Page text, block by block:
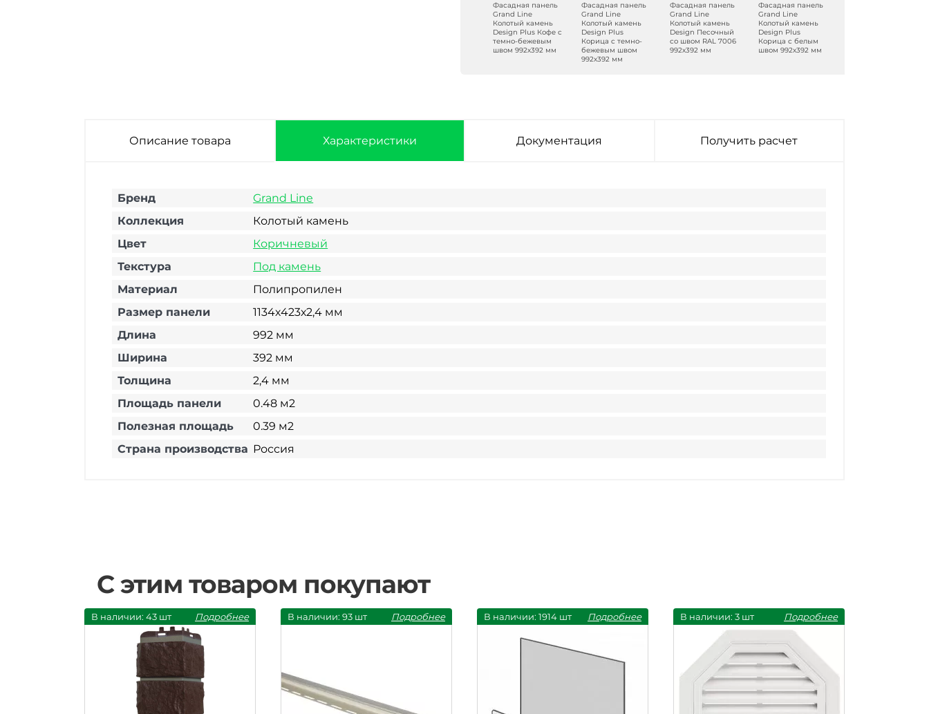
Фасадная панель
Grand Line
Колотый камень
Design Plus Кофе с
темно-бежевым
швом 992х392 мм
Фасадная панель
Grand Line
Колотый камень
Design Plus
Корица с темно-
бежевым швом
992х392 мм
Фасадная панель
Grand Line
Колотый камень
Design Песочный
со швом RAL 7006
992х392 мм
Фасадная панель
Grand Line
Колотый камень
Design Plus
Корица с белым
швом 992х392 мм
Описание товара Характеристики Документация Получить расчет
Бренд
Grand Line
Коллекция
Колотый камень
Цвет
Коричневый
Текстура
Под камень
Материал
Полипропилен
Размер панели
1134х423х2,4 мм
Длина
992 мм
Ширина
392 мм
Толщина
2,4 мм
Площадь панели
0.48 м2
Полезная площадь
0.39 м2
Страна производства Россия
С этим товаром покупают
В наличии: 43 шт Подробнее В наличии: 93 шт Подробнее В наличии: 1914 шт Подробнее В наличии: 3 шт Подробнее